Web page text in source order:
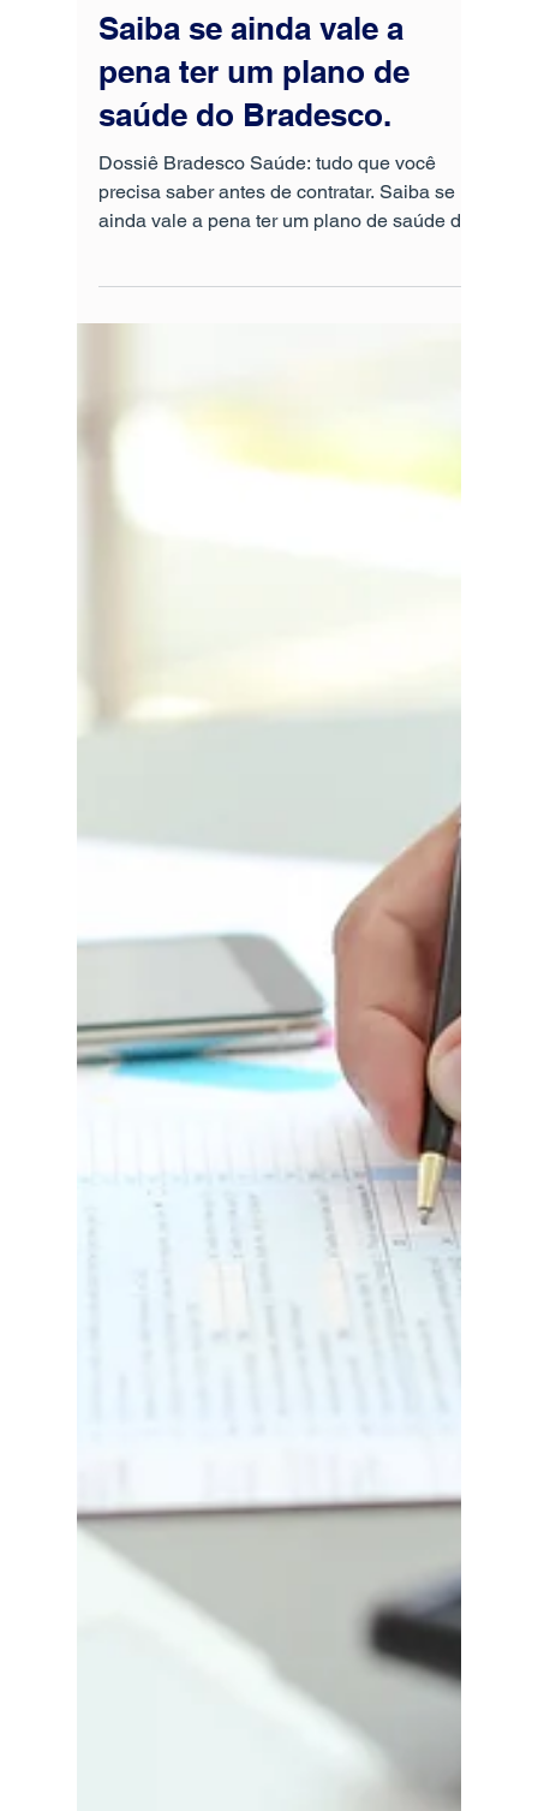
Dossiê Bradesco Saúde:
tudo que você precisa
saber antes de contratar.
Saiba se ainda vale a
pena ter um plano de
saúde do Bradesco.
Dossiê Bradesco Saúde: tudo que você